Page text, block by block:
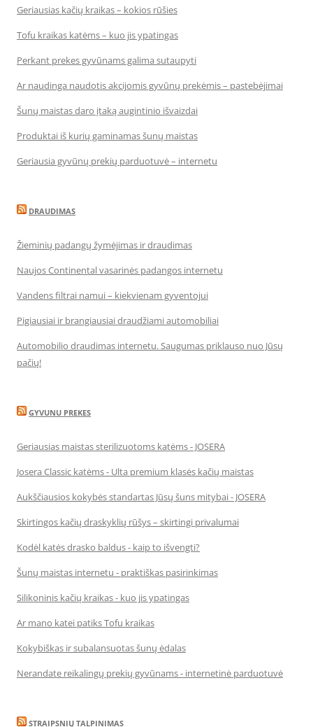
Geriausias kačių kraikas – kokios rūšies
Tofu kraikas katėms – kuo jis ypatingas
Perkant prekes gyvūnams galima sutaupyti
Ar naudinga naudotis akcijomis gyvūnų prekėmis – pastebėjimai
Šunų maistas daro įtaką augintinio išvaizdai
Produktai iš kurių gaminamas šunų maistas
Geriausia gyvūnų prekių parduotuvė – internetu
DRAUDIMAS
Žieminių padangų žymėjimas ir draudimas
Naujos Continental vasarinės padangos internetu
Vandens filtrai namui – kiekvienam gyventojui
Pigiausiai ir brangiausiai draudžiami automobiliai
Automobilio draudimas internetu. Saugumas priklauso nuo Jūsų
pačių!
GYVUNU PREKES
Geriausias maistas sterilizuotoms katėms - JOSERA
Josera Classic katėms - Ulta premium klasės kačių maistas
Aukščiausios kokybės standartas Jūsų šuns mitybai - JOSERA
Skirtingos kačių draskyklių rūšys – skirtingi privalumai
Kodėl katės drasko baldus - kaip to išvengti?
Šunų maistas internetu - praktiškas pasirinkimas
Silikoninis kačių kraikas - kuo jis ypatingas
Ar mano katei patiks Tofu kraikas
Kokybiškas ir subalansuotas šunų ėdalas
Nerandate reikalingų prekių gyvūnams - internetinė parduotuvė
STRAIPSNIŲ TALPINIMAS